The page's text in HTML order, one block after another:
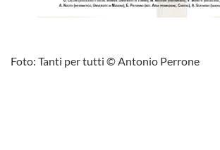
Foto: Tanti per tutti © Antonio Perrone